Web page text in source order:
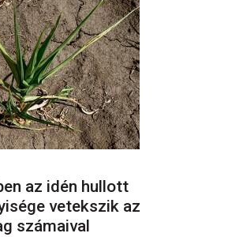
az idén hullott
vetekszik az
számaival